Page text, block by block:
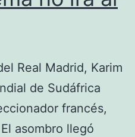
Real Madrid, Karim
de Sudáfrica
francés,
asombro llegó